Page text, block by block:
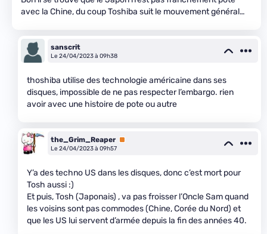
avec la Chine, du coup Toshiba suit le mouvement général…
sanscrit
Le 24/04/2023 à 09h38
thoshiba utilise des technologie américaine dans ses
disques, impossible de ne pas respecter l’embargo. rien
avoir avec une histoire de pote ou autre
the_Grim_Reaper Premium
Le 24/04/2023 à 09h57
Y’a des techno US dans les disques, donc c’est mort pour
Tosh aussi :)
Et puis, Tosh (Japonais) , va pas froisser l’Oncle Sam quand
les voisins sont pas commodes (Chine, Corée du Nord) et
que les US lui servent d’armée depuis la fin des années 40.